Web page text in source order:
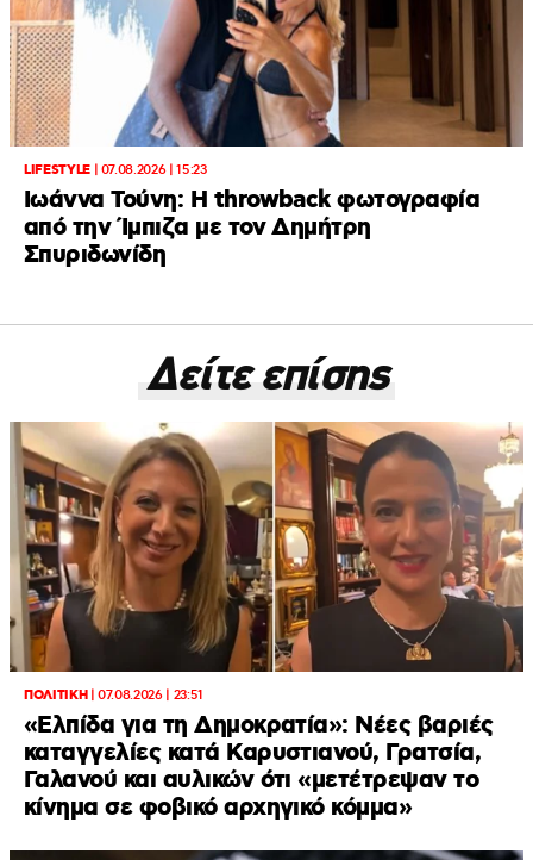
LIFESTYLE| 07.08.2026 | 15:23
Ιωάννα Τούνη: Η throwback φωτογραφία
από την Ίμπιζα με τον Δημήτρη
Σπυριδωνίδη
Δείτε επίσης
ΠΟΛΙΤΙΚΗ|07.08.2026 | 23:51
«Ελπίδα για τη Δημοκρατία»: Νέες βαριές
καταγγελίες κατά Καρυστιανού, Γρατσία,
Γαλανού και αυλικών ότι «μετέτρεψαν το
κίνημα σε φοβικό αρχηγικό κόμμα»